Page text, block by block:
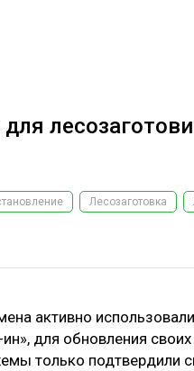
Лесозаготовка
активно
для обновления своих
только подтвердили